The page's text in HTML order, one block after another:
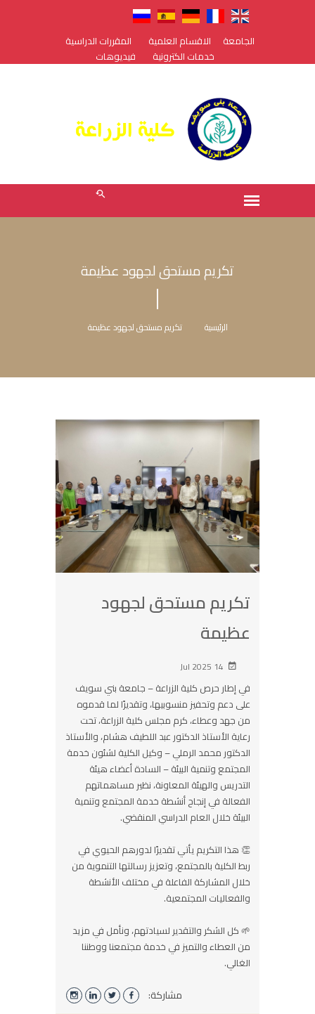
الجامعة الاقسام العلمية
المقررات الدراسية
خدمات الكترونية
فيديوهات
تكريم مستحق لجهود عظيمة
الرئيسية تكريم مستحق لجهود عظيمة
تكريم مستحق لجهود
عظيمة
14 Jul 2025
في إطار حرص كلية الزراعة – جامعة بني سويف
على دعم وتحفيز منسوبيها، وتقديرًا لما قدموه
من جهد وعطاء، كرم مجلس كلية الزراعة، تحت
رعاية الأستاذ الدكتور عبد اللطيف هشام، والأستاذ
الدكتور محمد الرملي – وكيل الكلية لشئون خدمة
المجتمع وتنمية البيئة – السادة أعضاء هيئة
التدريس والهيئة المعاونة، نظير مساهماتهم
الفعالة في إنجاح أنشطة خدمة المجتمع وتنمية
البيئة خلال العام الدراسي المنقضي.
👏 هذا التكريم يأتي تقديرًا لدورهم الحيوي في
ربط الكلية بالمجتمع، وتعزيز رسالتها التنموية من
خلال المشاركة الفاعلة في مختلف الأنشطة
والفعاليات المجتمعية.
🌱 كل الشكر والتقدير لسيادتهم، ونأمل في مزيد
من العطاء والتميز في خدمة مجتمعنا ووطننا
الغالي.
مشاركة: